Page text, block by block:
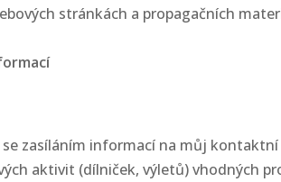
stránkách a propagačních
se zasíláním informací na můj
aktivit (dílniček, výletů) vhodných